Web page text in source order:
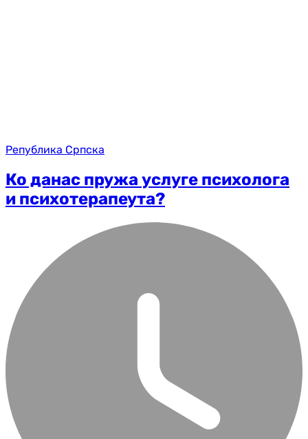
Република Српска
Ко данас пружа услуге психолога
и психотерапеута?